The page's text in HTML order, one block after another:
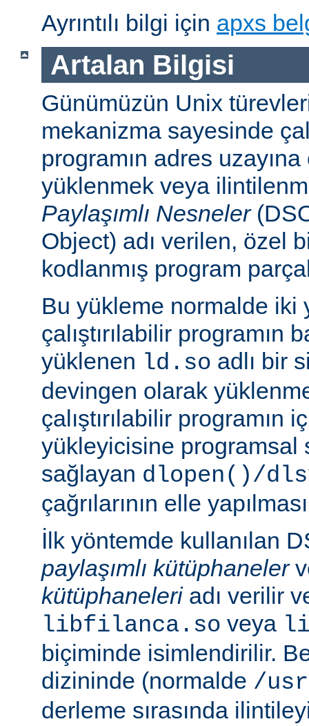
Ayrıntılı bilgi için apxs
Artalan Bilgisi
Günümüzün Unix
mekanizma sayesinde
programın adres uzayına
yüklenmek veya
Paylaşımlı Nesneler
Object) adı verilen, özel
kodlanmış program
Bu yükleme normalde iki
çalıştırılabilir programın
yüklenen ld.so adlı bir
devingen olarak
çalıştırılabilir programın
yükleyicisine programsal
sağlayan dlopen()/
çağrılarının elle
İlk yöntemde kullanılan
paylaşımlı kütüphaneler
kütüphaneleriadı verilir
libfilanca.so veya
biçiminde isimlendirilir.
dizininde (normalde /
derleme sırasında